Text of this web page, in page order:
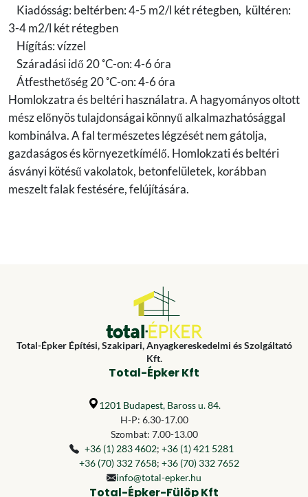
Kiadósság: beltérben: 4-5 m2/l két rétegben, kültéren:
3-4 m2/l két rétegben
Hígítás: vízzel
Száradási idő 20 ˚C-on: 4-6 óra
Átfesthetőség 20 ˚C-on: 4-6 óra
Homlokzatra és beltéri használatra. A hagyományos oltott
mész előnyös tulajdonságai könnyű alkalmazhatósággal
kombinálva. A fal természetes légzését nem gátolja,
gazdaságos és környezetkímélő. Homlokzati és beltéri
ásványi kötésű vakolatok, betonfelületek, korábban
meszelt falak festésére, felújítására.
Total-Épker Építési, Szakipari, Anyagkereskedelmi és Szolgáltató
Kft.
Total-Épker Kft
1201 Budapest, Baross u. 84.
H-P: 6.30-17.00
Szombat: 7.00-13.00
+36 (1) 283 4602; +36 (1) 421 5281
+36 (70) 332 7658; +36 (70) 332 7652
info@total-epker.hu
Total-Épker-Fülöp Kft